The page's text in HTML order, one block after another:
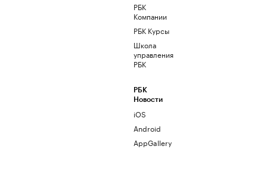
РБК
Компании
РБК Курсы
Школа
управления
РБК
РБК
Новости
iOS
Android
AppGallery